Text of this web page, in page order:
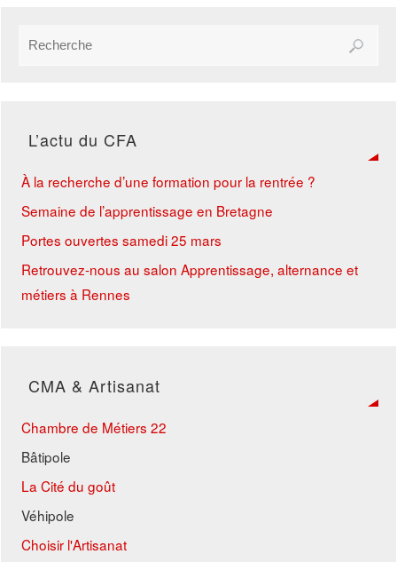
L’actu du CFA
À la recherche d’une formation pour la rentrée ?
Semaine de l’apprentissage en Bretagne
Portes ouvertes samedi 25 mars
Retrouvez-nous au salon Apprentissage, alternance et
métiers à Rennes
CMA & Artisanat
Chambre de Métiers 22
Bâtipole
La Cité du goût
Véhipole
Choisir l'Artisanat